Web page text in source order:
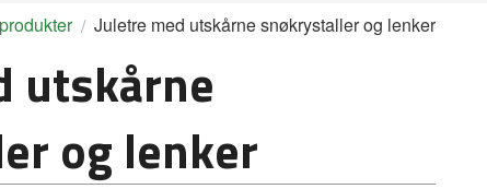
Juletre med utskårne snøkrystaller og lenker
utskårne
og lenker